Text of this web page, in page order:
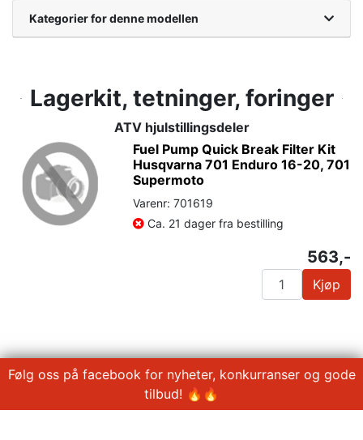
Kategorier for denne modellen
Lagerkit, tetninger, foringer
ATV hjulstillingsdeler
Fuel Pump Quick Break Filter Kit
Husqvarna 701 Enduro 16-20, 701
Supermoto
Varenr: 701619
Ca. 21 dager fra bestilling
563,-
Kjøp
Følg oss på facebook for nyheter, konkurranser og gode
tilbud! 🔥🔥